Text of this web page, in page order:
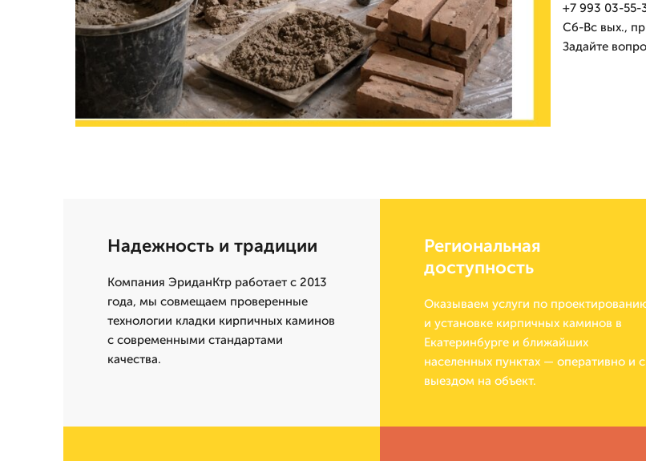
+7 993 03-55-
Сб-Вс вых.,
Задайте
Надежность и традиции
Компания ЭриданКтр работает с 2013
года, мы совмещаем проверенные
технологии кладки кирпичных каминов
с современными стандартами
качества.
Региональная
доступность
Оказываем услуги по
и установке кирпичных каминов в
Екатеринбурге и ближайших
населенных пунктах — оперативно и с
выездом на объект.